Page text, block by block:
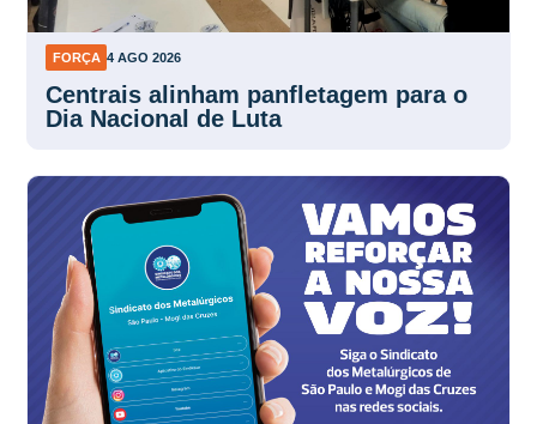
FORÇA 4 AGO 2026
Centrais alinham panfletagem para o
Dia Nacional de Luta